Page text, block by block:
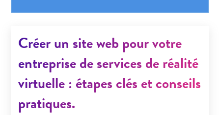
Créer un site web pour votre
entreprise de services de réalité
virtuelle : étapes clés et conseils
pratiques.